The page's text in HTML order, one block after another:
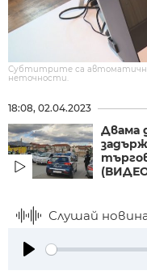
Субтитрите са
неточности.
18:08, 02.04.2023
Двама
Слушай